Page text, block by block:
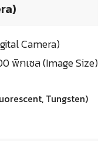
Camera)
พิกเซล (Image Size)
Tungsten)